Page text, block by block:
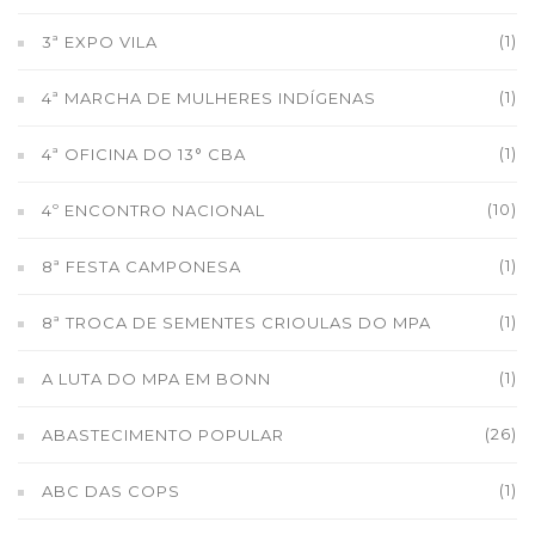
3ª EXPO VILA (1)
4ª MARCHA DE MULHERES INDÍGENAS (1)
4ª OFICINA DO 13° CBA (1)
4º ENCONTRO NACIONAL (10)
8ª FESTA CAMPONESA (1)
8ª TROCA DE SEMENTES CRIOULAS DO MPA (1)
A LUTA DO MPA EM BONN (1)
ABASTECIMENTO POPULAR (26)
ABC DAS COPS (1)